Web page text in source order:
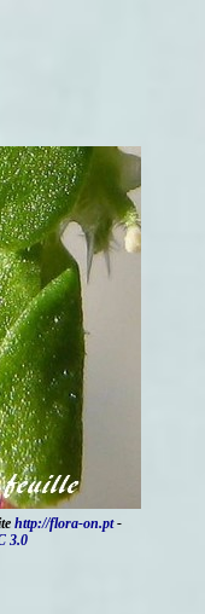
http://flora-on.pt-
3.0